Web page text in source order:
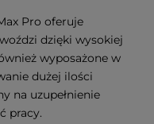
Pro oferuje
dzięki wysokiej
wyposażone w
dużej ilości
na uzupełnienie
pracy.